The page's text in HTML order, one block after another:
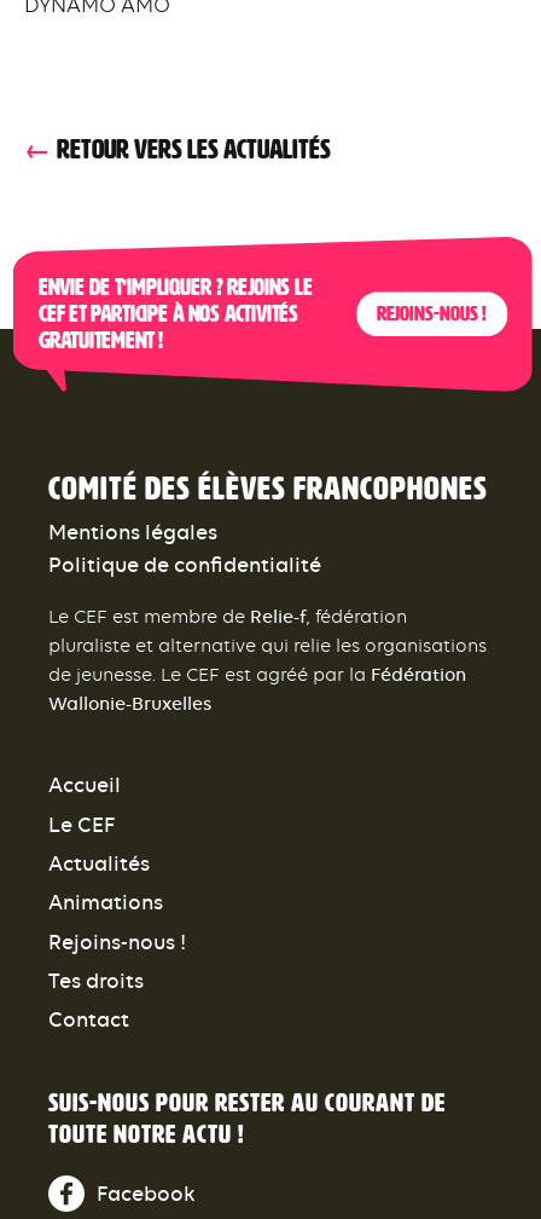
RETOUR VERS LES ACTUALITÉS
Envie de t’impliquer ? Rejoins le
CEF et participe à nos activités
gratuitement !
Rejoins-nous !
Comité des élèves francophones
Mentions légales
Politique de confidentialité
Le CEF est membre de Relie-f , fédération
pluraliste et alternative qui relie les organisations
de jeunesse. Le CEF est agréé par la Fédération
Wallonie-Bruxelles
Accueil
Le CEF
Actualités
Animations
Rejoins-nous !
Tes droits
Contact
Suis-nous pour rester au courant de
toute notre actu !
Facebook